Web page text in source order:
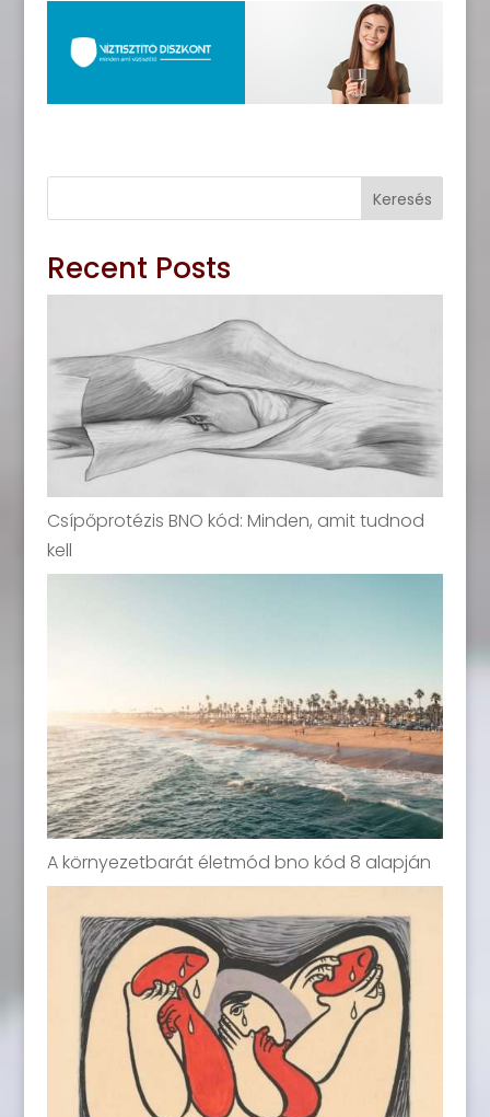
Keresés
Recent Posts
Csípőprotézis BNO kód: Minden, amit tudnod
kell
A környezetbarát életmód bno kód 8 alapján